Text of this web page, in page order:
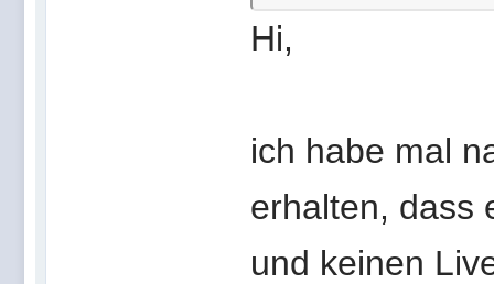
Hi,
ich habe mal
erhalten, dass
und keinen